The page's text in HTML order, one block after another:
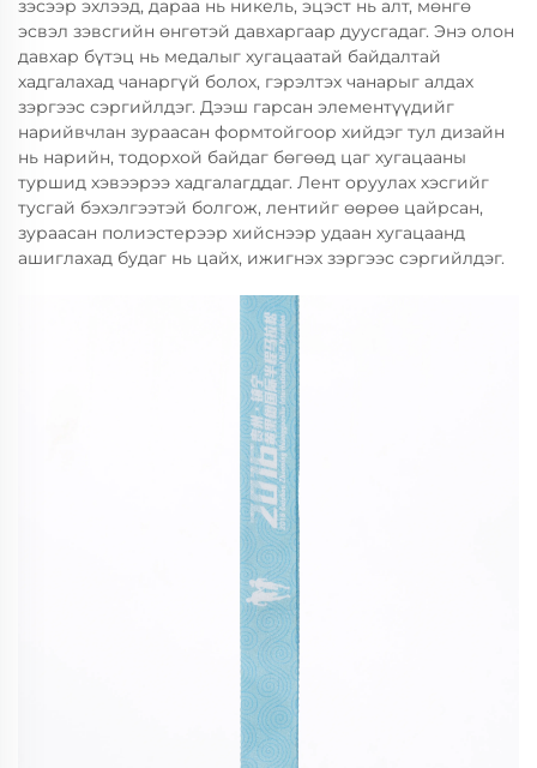
зэсээр эхлээд, дараа нь никель, эцэст нь алт, мөнгө
эсвэл зэвсгийн өнгөтэй давхаргаар дуусгадаг. Энэ олон
давхар бүтэц нь медалыг хугацаатай байдалтай
хадгалахад чанаргүй болох, гэрэлтэх чанарыг алдах
зэргээс сэргийлдэг. Дээш гарсан элементүүдийг
нарийвчлан зураасан формтойгоор хийдэг тул дизайн
нь нарийн, тодорхой байдаг бөгөөд цаг хугацааны
туршид хэвээрээ хадгалагддаг. Лент оруулах хэсгийг
тусгай бэхэлгээтэй болгож, лентийг өөрөө цайрсан,
зураасан полиэстерээр хийснээр удаан хугацаанд
ашиглахад будаг нь цайх, ижигнэх зэргээс сэргийлдэг.